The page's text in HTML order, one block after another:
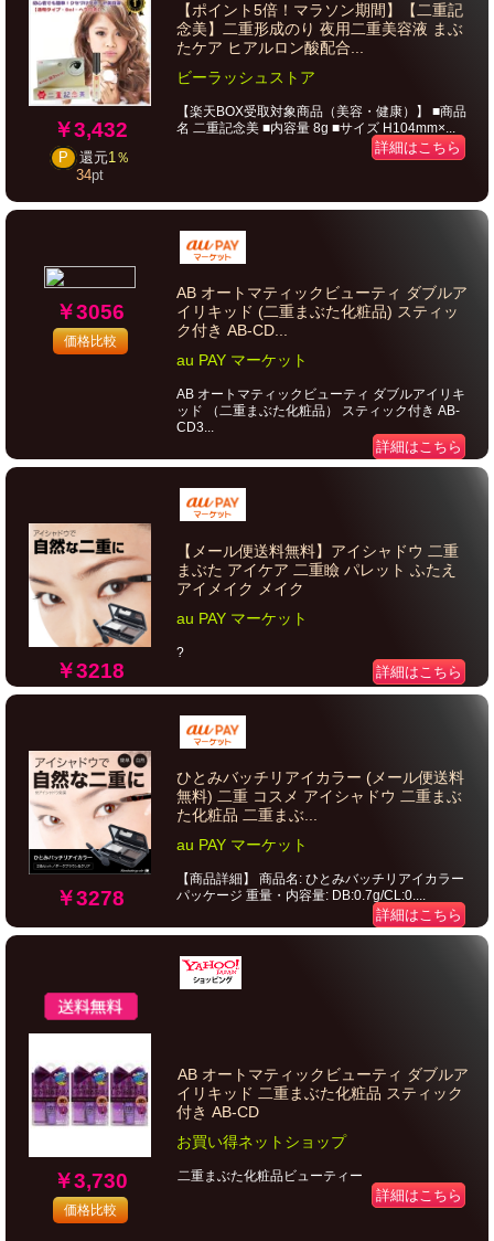
￥3,432
P 還元1％
34pt
【ポイント5倍！マラソン期間】【二重記
念美】二重形成のり 夜用二重美容液 まぶ
たケア ヒアルロン酸配合...
ビーラッシュストア
【楽天BOX受取対象商品（美容・健康）】 ■商品
名 二重記念美 ■内容量 8g ■サイズ H104mm×...
詳細はこちら
￥3056
価格比較
AB オートマティックビューティ ダブルア
イリキッド (二重まぶた化粧品) スティッ
ク付き AB-CD...
au PAY マーケット
AB オートマティックビューティ ダブルアイリキ
ッド （二重まぶた化粧品） スティック付き AB-
CD3...
詳細はこちら
￥3218
【メール便送料無料】アイシャドウ 二重
まぶた アイケア 二重瞼 パレット ふたえ
アイメイク メイク
au PAY マーケット
?
詳細はこちら
￥3278
ひとみバッチリアイカラー (メール便送料
無料) 二重 コスメ アイシャドウ 二重まぶ
た化粧品 二重まぶ...
au PAY マーケット
【商品詳細】 商品名: ひとみバッチリアイカラー
パッケージ 重量・内容量: DB:0.7g/CL:0....
詳細はこちら
￥3,730
価格比較
AB オートマティックビューティ ダブルア
イリキッド 二重まぶた化粧品 スティック
付き AB-CD
お買い得ネットショップ
二重まぶた化粧品ビューティー
詳細はこちら